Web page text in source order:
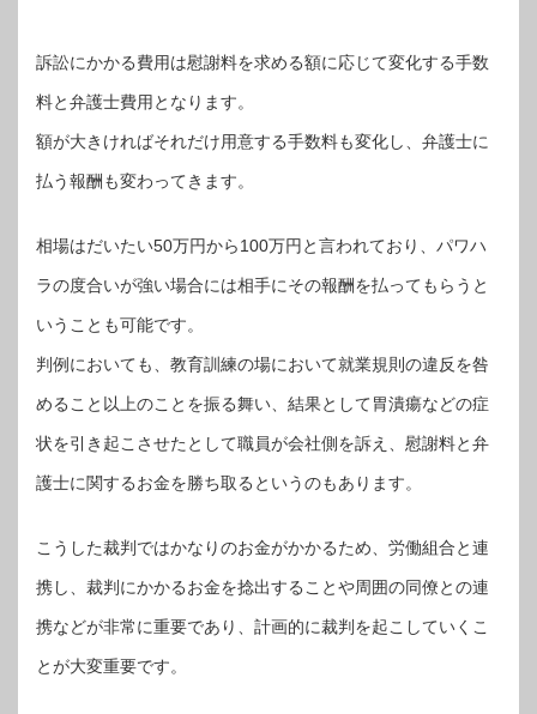
訴訟にかかる費用は慰謝料を求める額に応じて変化する手数
料と弁護士費用となります。
額が大きければそれだけ用意する手数料も変化し、弁護士に
払う報酬も変わってきます。
相場はだいたい50万円から100万円と言われており、パワハ
ラの度合いが強い場合には相手にその報酬を払ってもらうと
いうことも可能です。
判例においても、教育訓練の場において就業規則の違反を咎
めること以上のことを振る舞い、結果として胃潰瘍などの症
状を引き起こさせたとして職員が会社側を訴え、慰謝料と弁
護士に関するお金を勝ち取るというのもあります。
こうした裁判ではかなりのお金がかかるため、労働組合と連
携し、裁判にかかるお金を捻出することや周囲の同僚との連
携などが非常に重要であり、計画的に裁判を起こしていくこ
とが大変重要です。